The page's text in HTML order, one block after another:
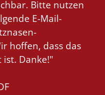
Bitte nutzen
E-Mail-
hoffen, dass das
Danke!"